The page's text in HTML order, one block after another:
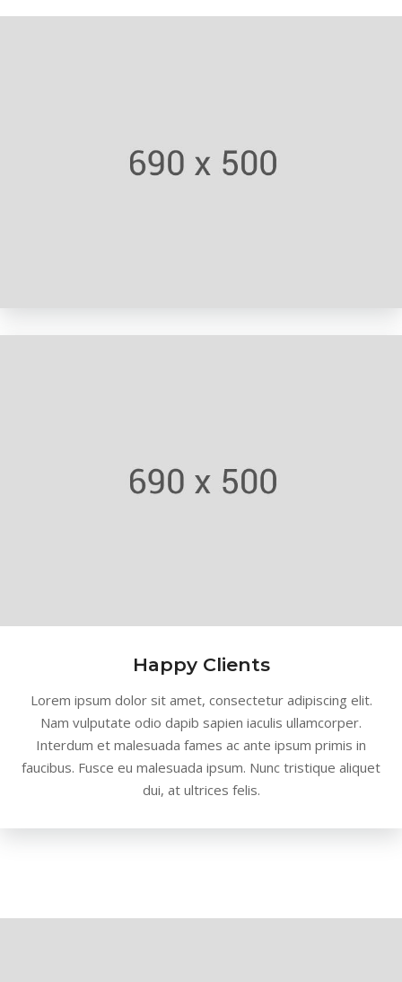
Happy Clients
Lorem ipsum dolor sit amet, consectetur adipiscing elit.
Nam vulputate odio dapib sapien iaculis ullamcorper.
Interdum et malesuada fames ac ante ipsum primis in
faucibus. Fusce eu malesuada ipsum. Nunc tristique aliquet
dui, at ultrices felis.